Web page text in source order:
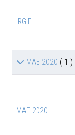
IRGIE
MAE 2020 ( 1 )
MAE 2020